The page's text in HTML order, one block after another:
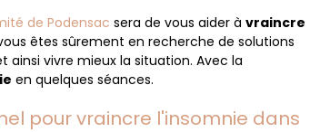
de Podensac sera de vous aider à vraincre
êtes sûrement en recherche de solutions
vivre mieux la situation. Avec la
en quelques séances.
pour vraincre l'insomnie dans